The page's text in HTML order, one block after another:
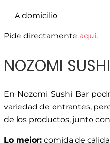
A domicilio
Pide directamente aquí.
NOZOMI
En Nozomi Sushi Bar
variedad de entrantes,
de los productos, junto
Lo mejor: comida de